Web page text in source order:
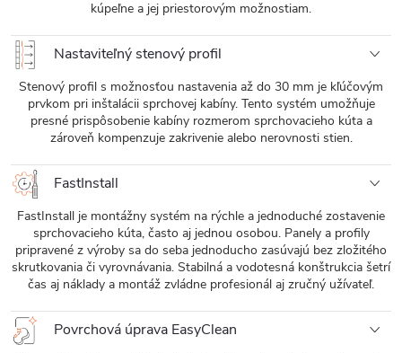
kúpeľne a jej priestorovým možnostiam.
Nastaviteľný stenový profil
Stenový profil s možnosťou nastavenia až do 30 mm je kľúčovým
prvkom pri inštalácii sprchovej kabíny. Tento systém umožňuje
presné prispôsobenie kabíny rozmerom sprchovacieho kúta a
zároveň kompenzuje zakrivenie alebo nerovnosti stien.
FastInstall
FastInstall je montážny systém na rýchle a jednoduché zostavenie
sprchovacieho kúta, často aj jednou osobou. Panely a profily
pripravené z výroby sa do seba jednoducho zasúvajú bez zložitého
skrutkovania či vyrovnávania. Stabilná a vodotesná konštrukcia šetrí
čas aj náklady a montáž zvládne profesionál aj zručný užívateľ.
Povrchová úprava EasyClean